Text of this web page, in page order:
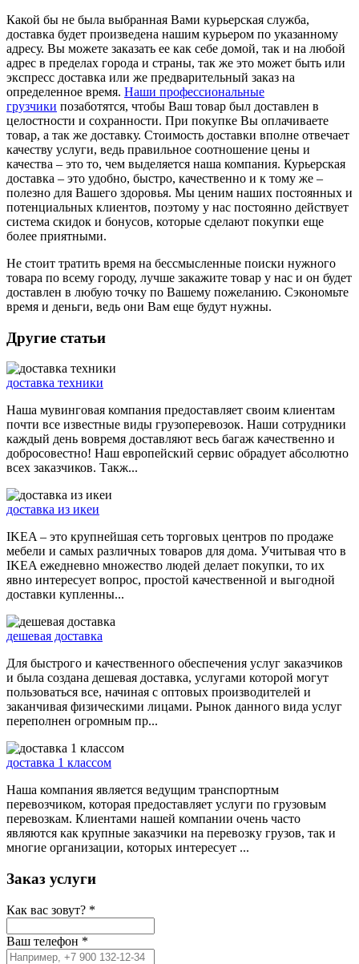
Какой бы не была выбранная Вами курьерская служба,
доставка будет произведена нашим курьером по указанному
адресу. Вы можете заказать ее как себе домой, так и на любой
адрес в пределах города и страны, так же это может быть или
экспресс доставка или же предварительный заказ на
определенное время. Наши профессиональные
грузчики позаботятся, чтобы Ваш товар был доставлен в
целостности и сохранности. При покупке Вы оплачиваете
товар, а так же доставку. Стоимость доставки вполне отвечает
качеству услуги, ведь правильное соотношение цены и
качества – это то, чем выделяется наша компания. Курьерская
доставка – это удобно, быстро, качественно и к тому же –
полезно для Вашего здоровья. Мы ценим наших постоянных и
потенциальных клиентов, поэтому у нас постоянно действует
система скидок и бонусов, которые сделают покупки еще
более приятными.
Не стоит тратить время на бессмысленные поиски нужного
товара по всему городу, лучше закажите товар у нас и он будет
доставлен в любую точку по Вашему пожеланию. Сэкономьте
время и деньги, ведь они Вам еще будут нужны.
Другие статьи
доставка техники
Наша мувинговая компания предоставляет своим клиентам
почти все известные виды грузоперевозок. Наши сотрудники
каждый день вовремя доставляют весь багаж качественно и
добросовестно! Наш европейский сервис обрадует абсолютно
всех заказчиков. Такж...
доставка из икеи
IKEA – это крупнейшая сеть торговых центров по продаже
мебели и самых различных товаров для дома. Учитывая что в
IKEA ежедневно множество людей делает покупки, то их
явно интересует вопрос, простой качественной и выгодной
доставки купленны...
дешевая доставка
Для быстрого и качественного обеспечения услуг заказчиков
и была создана дешевая доставка, услугами которой могут
пользоваться все, начиная с оптовых производителей и
заканчивая физическими лицами. Рынок данного вида услуг
переполнен огромным пр...
доставка 1 классом
Наша компания является ведущим транспортным
перевозчиком, которая предоставляет услуги по грузовым
перевозкам. Клиентами нашей компании очень часто
являются как крупные заказчики на перевозку грузов, так и
многие организации, которых интересует ...
Заказ услуги
Как вас зовут? *
Ваш телефон *